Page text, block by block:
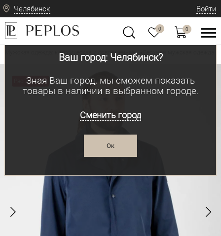
Челябинск
Ваш город: Челябинск?
Зная Ваш город, мы сможем показать
товары в наличии в выбранном городе.
Сменить город
Ок
Войти
0 0
Мужская одежда: классическая и современная Верхняя мужская одежда
Распродажа